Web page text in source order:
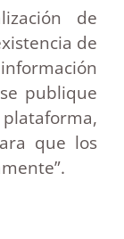
de
de
publique
que los